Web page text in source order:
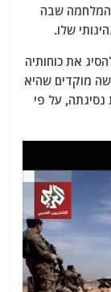
המלחמה שבה
שלו.
את כוחותיה
מוקדים שהיא
על פי